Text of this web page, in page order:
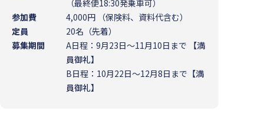
（最終便18:30発乗車可）
参加費
4,000円 （保険料、資料代含む）
定員
20名（先着）
募集期間
A日程：9月23日～11月10日まで
【満
員御礼】
B日程：10月22日～12月8日まで 【満
員御礼】